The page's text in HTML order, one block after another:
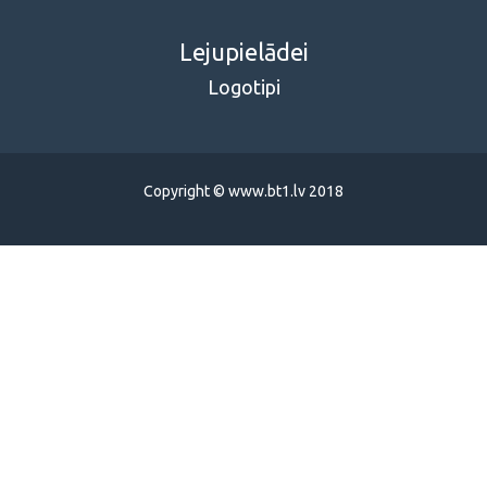
Lejupielādei
Logotipi
Copyright © www.bt1.lv 2018